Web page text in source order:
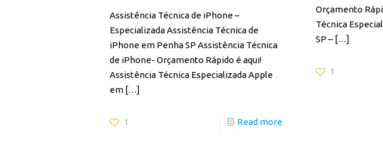
Assistência Técnica de iPhone –
Especializada Assistência Técnica de
iPhone em Penha SP Assistência Técnica
de iPhone- Orçamento Rápido é aqui!
Assistência Técnica Especializada Apple
em […]
1 Read more
Orçamento
Técnica
SP –[…]
1